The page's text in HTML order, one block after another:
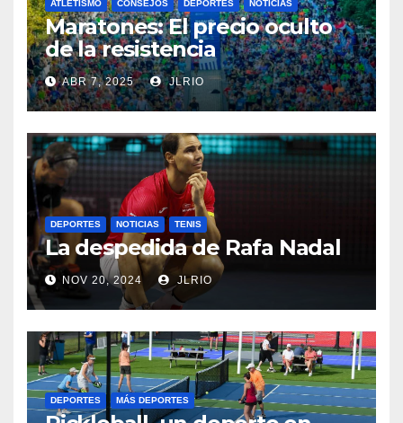
ATLETISMO CONSEJOS DEPORTES NOTICIAS
Maratones: El precio oculto
de la resistencia
ABR 7, 2025 JLRIO
DEPORTES NOTICIAS TENIS
La despedida de Rafa Nadal
NOV 20, 2024 JLRIO
DEPORTES MÁS DEPORTES